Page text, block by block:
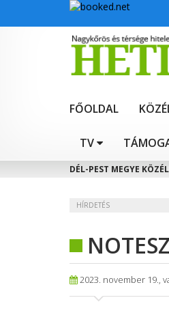
FŐOLDAL
TV
DÉL-PEST MEGYE
HÍRDETÉS
2023. november 19.,